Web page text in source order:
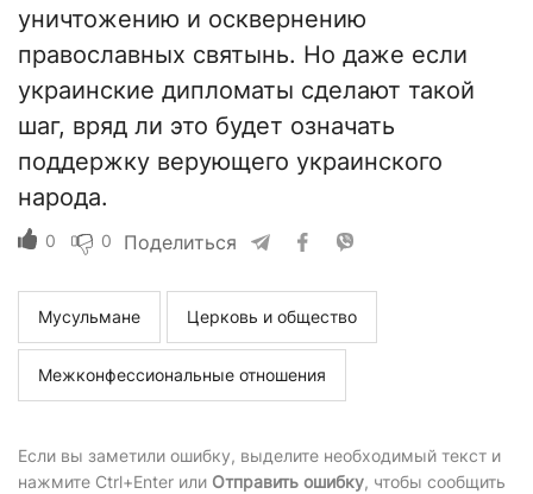
уничтожению и осквернению
православных святынь. Но даже если
украинские дипломаты сделают такой
шаг, вряд ли это будет означать
поддержку верующего украинского
народа.
0 0 Поделиться
Мусульмане Церковь и общество
Межконфессиональные отношения
Если вы заметили ошибку, выделите необходимый текст и
нажмите Ctrl+Enter или Отправить ошибку, чтобы сообщить